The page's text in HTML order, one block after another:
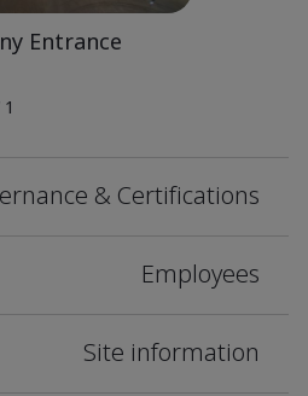
Entrance
1
& Certifications
Employees
Site information